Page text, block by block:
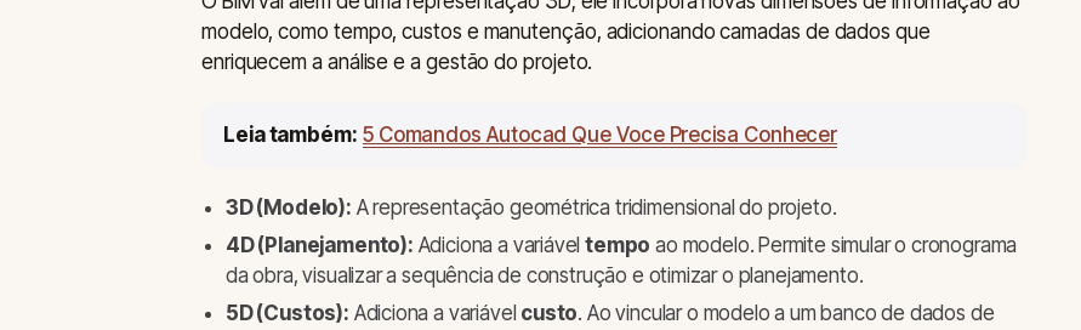
modelo, como tempo, custos e manutenção, adicionando camadas de dados que
enriquecem a análise e a gestão do projeto.
Leia também: 5 Comandos Autocad Que Voce Precisa Conhecer
3D (Modelo): A representação geométrica tridimensional do projeto.
4D (Planejamento): Adiciona a variáveltempo ao modelo. Permite simular o cronograma
da obra, visualizar a sequência de construção e otimizar o planejamento.
5D (Custos): Adiciona a variável custo. Ao vincular o modelo a um banco de dados de